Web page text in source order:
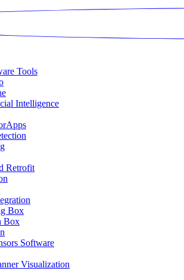
Tools
Intelligence
Retrofit
Box
Box
Software
Visualization